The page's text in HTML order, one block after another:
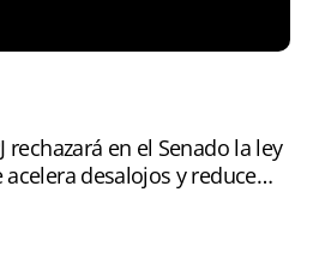
rechazará en el Senado la ley
acelera desalojos y reduce